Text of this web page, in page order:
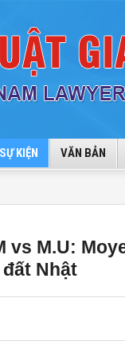
KIỆN VĂN BẢN
vs M.U:
Nhật